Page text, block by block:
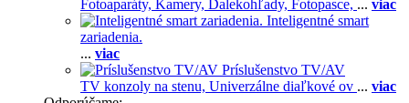
Fotoaparáty, Kamery, Ďalekohľady, Fotopasce, ... viac
Inteligentné smart
zariadenia.
... viac
Príslušenstvo TV/AV
TV konzoly na stenu, Univerzálne diaľkové ov ... viac